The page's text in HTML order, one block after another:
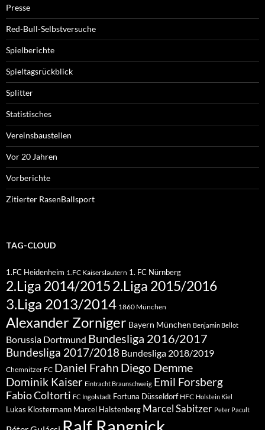
Presse
Red-Bull-Selbstversuche
Spielberichte
Spieltagsrückblick
Splitter
Statistisches
Vereinsbaustellen
Vor 20 Jahren
Vorberichte
Zitierter RasenBallsport
TAG-CLOUD
1.FC Heidenheim 1.FC Kaiserslautern 1. FC Nürnberg
2.Liga 2014/20152.Liga 2015/2016
3.Liga 2013/2014 1860 München
Alexander Zorniger Bayern München Benjamin Bellot
Borussia Dortmund Bundesliga 2016/2017
Bundesliga 2017/2018 Bundesliga 2018/2019
Chemnitzer FC Daniel Frahn Diego Demme
Dominik Kaiser Eintracht Braunschweig Emil Forsberg
Fabio Coltorti FC Ingolstadt Fortuna Düsseldorf HFC Holstein Kiel
Lukas Klostermann Marcel Halstenberg Marcel Sabitzer Peter Pacult